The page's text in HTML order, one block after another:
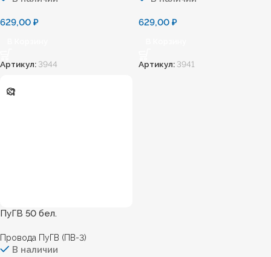
629,00 ₽
Артикул: 3944
629,00 ₽
Артикул: 3941
ПуГВ 50 бел.
Провода ПуГВ (ПВ-3)
В наличии